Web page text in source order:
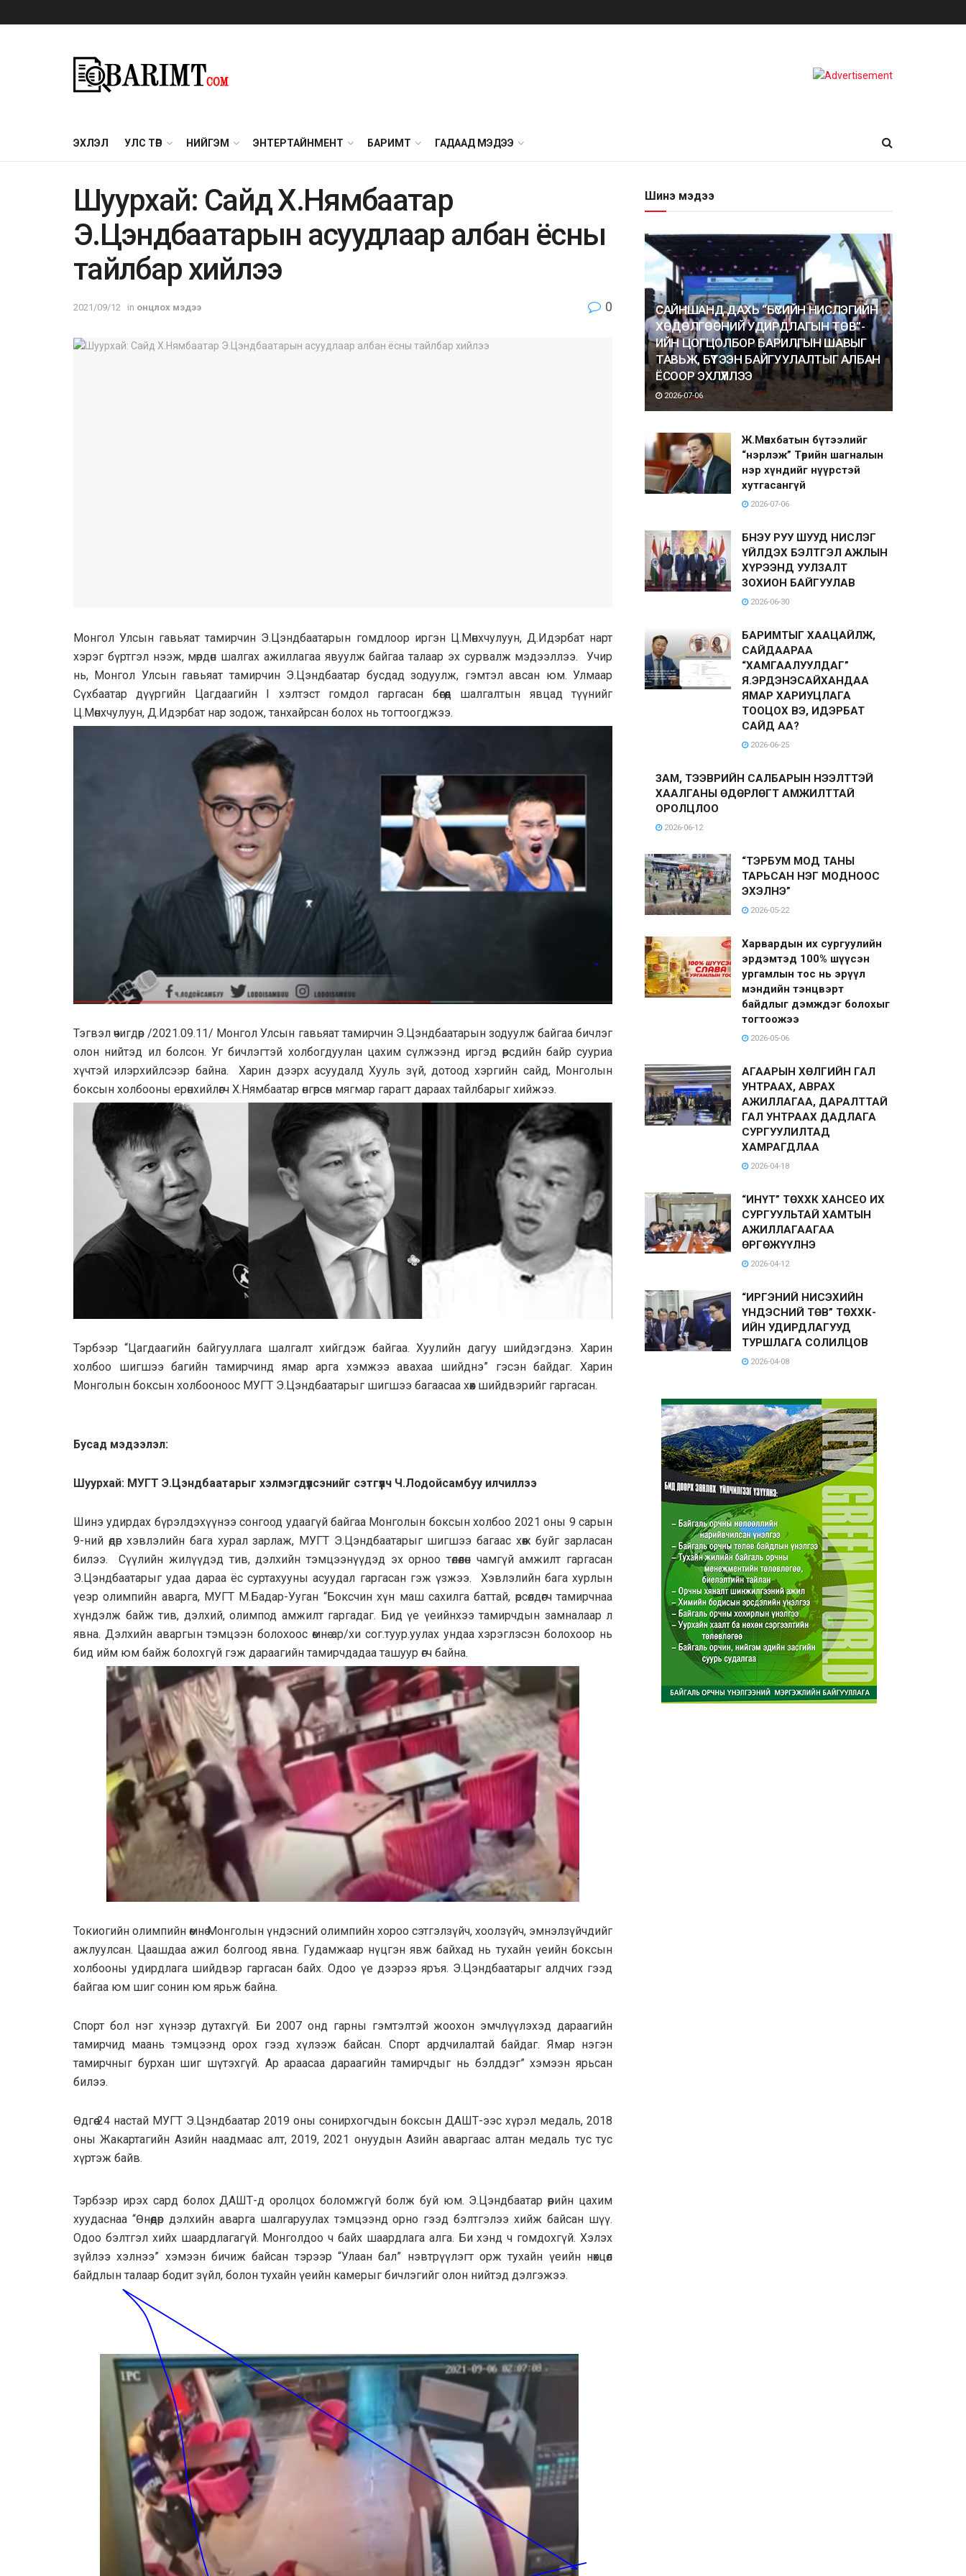
ЭХЛЭЛ УЛС ТӨР НИЙГЭМ ЭНТЕРТАЙНМЕНТ БАРИМТ ГАДААД МЭДЭЭ
Шуурхай: Сайд Х.Нямбаатар
Э.Цэндбаатарын асуудлаар албан ёсны
тайлбар хийлээ
2021/09/12 in онцлох мэдээ 0
Монгол Улсын гавьяат тамирчин Э.Цэндбаатарын гомдлоор иргэн Ц.Мөнхчулуун, Д.Идэрбат нарт
хэрэг бүртгэл нээж, мөрдөн шалгах ажиллагаа явуулж байгаа талаар эх сурвалж мэдээллээ. Учир
нь, Монгол Улсын гавьяат тамирчин Э.Цэндбаатар бусдад зодуулж, гэмтэл авсан юм. Улмаар
Сүхбаатар дүүргийн Цагдаагийн I хэлтэст гомдол гаргасан бөгөөд шалгалтын явцад түүнийг
Ц.Мөнхчулуун, Д.Идэрбат нар зодож, танхайрсан болох нь тогтоогджээ.
Тэгвэл өчигдөр /2021.09.11/ Монгол Улсын гавьяат тамирчин Э.Цэндбаатарын зодуулж байгаа бичлэг
олон нийтэд ил болсон. Уг бичлэгтэй холбогдуулан цахим сүлжээнд иргэд өөрсдийн байр сууриа
хүчтэй илэрхийлсээр байна. Харин дээрх асуудалд Хууль зүй, дотоод хэргийн сайд, Монголын
боксын холбооны ерөнхийлөгч Х.Нямбаатар өнгөрсөн мягмар гарагт дараах тайлбарыг хийжээ.
Тэрбээр “Цагдаагийн байгууллага шалгалт хийгдэж байгаа. Хуулийн дагуу шийдэгдэнэ. Харин
холбоо шигшээ багийн тамирчинд ямар арга хэмжээ авахаа шийднэ” гэсэн байдаг. Харин
Монголын боксын холбооноос МУГТ Э.Цэндбаатарыг шигшээ багаасаа хөөх шийдвэрийг гаргасан.
Бусад мэдээлэл:
Шуурхай: МУГТ Э.Цэндбаатарыг хэлмэгдүүлсэнийг сэтгүүлч Ч.Лодойсамбуу илчиллээ
Шинэ удирдах бүрэлдэхүүнээ сонгоод удаагүй байгаа Монголын боксын холбоо 2021 оны 9 сарын
9-ний өдөр хэвлэлийн бага хурал зарлаж, МУГТ Э.Цэндбаатарыг шигшээ багаас хөөж буйг зарласан
билээ. Сүүлийн жилүүдэд тив, дэлхийн тэмцээнүүдэд эх орноо төлөөлөн чамгүй амжилт гаргасан
Э.Цэндбаатарыг удаа дараа ёс суртахууны асуудал гаргасан гэж үзжээ. Хэвлэлийн бага хурлын
үеэр олимпийн аварга, МУГТ М.Бадар-Ууган “Боксчин хүн маш сахилга баттай, өрсөлдөгч тамирчнаа
хүндэлж байж тив, дэлхий, олимпод амжилт гаргадаг. Бид үе үеийнхээ тамирчдын замналаар л
явна. Дэлхийн аваргын тэмцээн болохоос өмнө ар/хи сог.туур.уулах ундаа хэрэглэсэн болохоор нь
бид ийм юм байж болохгүй гэж дараагийн тамирчдадаа ташуур өгч байна.
Токиогийн олимпийн өмнө Монголын үндэсний олимпийн хороо сэтгэлзүйч, хоолзүйч, эмнэлзүйчдийг
ажлуулсан. Цаашдаа ажил болгоод явна. Гудамжаар нүцгэн явж байхад нь тухайн үеийн боксын
холбооны удирдлага шийдвэр гаргасан байх. Одоо үе дээрээ яръя. Э.Цэндбаатарыг алдчих гээд
байгаа юм шиг сонин юм ярьж байна.
Спорт бол нэг хүнээр дутахгүй. Би 2007 онд гарны гэмтэлтэй жоохон эмчлүүлэхэд дараагийн
тамирчид маань тэмцээнд орох гээд хүлээж байсан. Спорт ардчилалтай байдаг. Ямар нэгэн
тамирчныг бурхан шиг шүтэхгүй. Ар араасаа дараагийн тамирчдыг нь бэлддэг” хэмээн ярьсан
билээ.
Өдгөө 24 настай МУГТ Э.Цэндбаатар 2019 оны сонирхогчдын боксын ДАШТ-ээс хүрэл медаль, 2018
оны Жакартагийн Азийн наадмаас алт, 2019, 2021 онуудын Азийн аваргаас алтан медаль тус тус
хүртэж байв.
Тэрбээр ирэх сард болох ДАШТ-д оролцох боломжгүй болж буй юм. Э.Цэндбаатар өөрийн цахим
хуудаснаа “Өнөөдөр дэлхийн аварга шалгаруулах тэмцээнд орно гээд бэлтгэлээ хийж байсан шүү.
Одоо бэлтгэл хийх шаардлагагүй. Монголдоо ч байх шаардлага алга. Би хэнд ч гомдохгүй. Хэлэх
зүйлээ хэлнээ” хэмээн бичиж байсан тэрээр “Улаан бал” нэвтрүүлэгт орж тухайн үеийн нөхцөл
байдлын талаар бодит зүйл, болон тухайн үеийн камерыг бичлэгийг олон нийтэд дэлгэжээ.
Шинэ мэдээ
САЙНШАНД ДАХЬ “БҮСИЙН НИСЛЭГИЙН
ХӨДӨЛГӨӨНИЙ УДИРДЛАГЫН ТӨВ”-
ИЙН ЦОГЦОЛБОР БАРИЛГЫН ШАВЫГ
ТАВЬЖ, БҮТЭЭН БАЙГУУЛАЛТЫГ АЛБАН
ЁСООР ЭХЛҮҮЛЛЭЭ
2026-07-06
Ж.Мөнхбатын бүтээлийг
“нэрлэж” Төрийн шагналын
нэр хүндийг нүүрстэй
хутгасангүй
2026-07-06
БНЭУ РУУ ШУУД НИСЛЭГ
ҮЙЛДЭХ БЭЛТГЭЛ АЖЛЫН
ХҮРЭЭНД УУЛЗАЛТ
ЗОХИОН БАЙГУУЛАВ
2026-06-30
БАРИМТЫГ ХААЦАЙЛЖ,
САЙДААРАА
“ХАМГААЛУУЛДАГ”
Я.ЭРДЭНЭСАЙХАНДАА
ЯМАР ХАРИУЦЛАГА
ТООЦОХ ВЭ, ИДЭРБАТ
САЙД АА?
2026-06-25
ЗАМ, ТЭЭВРИЙН САЛБАРЫН НЭЭЛТТЭЙ
ХААЛГАНЫ ӨДӨРЛӨГТ АМЖИЛТТАЙ
ОРОЛЦЛОО
2026-06-12
“ТЭРБУМ МОД ТАНЫ
ТАРЬСАН НЭГ МОДНООС
ЭХЭЛНЭ”
2026-05-22
Харвардын их сургуулийн
эрдэмтэд 100% шүүсэн
ургамлын тос нь эрүүл
мэндийн тэнцвэрт
байдлыг дэмждэг болохыг
тогтоожээ
2026-05-06
АГААРЫН ХӨЛГИЙН ГАЛ
УНТРААХ, АВРАХ
АЖИЛЛАГАА, ДАРАЛТТАЙ
ГАЛ УНТРААХ ДАДЛАГА
СУРГУУЛИЛТАД
ХАМРАГДЛАА
2026-04-18
“ИНҮТ” ТӨХХК ХАНСЕО ИХ
СУРГУУЛЬТАЙ ХАМТЫН
АЖИЛЛАГААГАА
ӨРГӨЖҮҮЛНЭ
2026-04-12
“ИРГЭНИЙ НИСЭХИЙН
ҮНДЭСНИЙ ТӨВ” ТӨХХК-
ИЙН УДИРДЛАГУУД
ТУРШЛАГА СОЛИЛЦОВ
2026-04-08